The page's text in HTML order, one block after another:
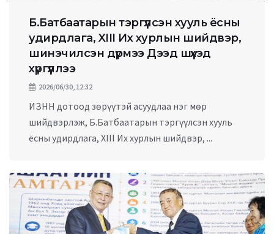
Б.Батбаатарын тэргүүлсэн хууль ёсны
удирдлага, XIII Их хурлын шийдвэр,
шинэчилсэн дүрмээ Дээд шүүхэд
хүргүүллээ
2026/06/30, 12:32
ИЗНН дотоод зөрүүтэй асуудлаа нэг мөр
шийдвэрлэж, Б.Батбаатарын тэргүүлсэн хууль
ёсны удирдлага, XIII Их хурлын шийдвэр, ...